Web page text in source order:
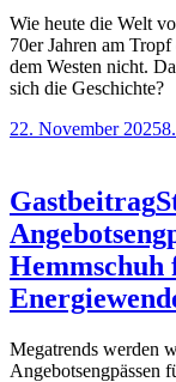
Wie heute die Welt
70er Jahren am
dem Westen nicht.
sich die Geschichte?
Veröffentlicht
22. November 2025
Gastbeitrag
Hemmschuh
Megatrends werden
Angebotsengpässen